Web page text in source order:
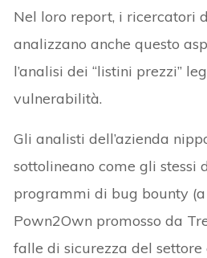
Nel loro report, i ricercatori
analizzano anche questo
l’analisi dei “listini prezzi”
vulnerabilità.
Gli analisti dell’azienda
sottolineano come gli stessi
programmi di bug bounty
Pown2Own promosso da
falle di sicurezza del settore